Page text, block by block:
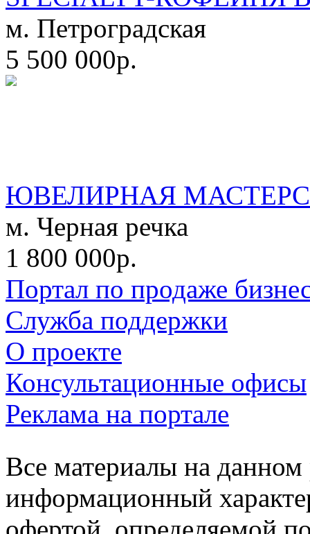
м. Петроградская
5 500 000р.
ЮВЕЛИРНАЯ
м. Черная речка
1 800 000р.
Портал по продаже
Служба поддержки
О проекте
Консультационные офисы
Реклама на портале
Все материалы на данном
информационный